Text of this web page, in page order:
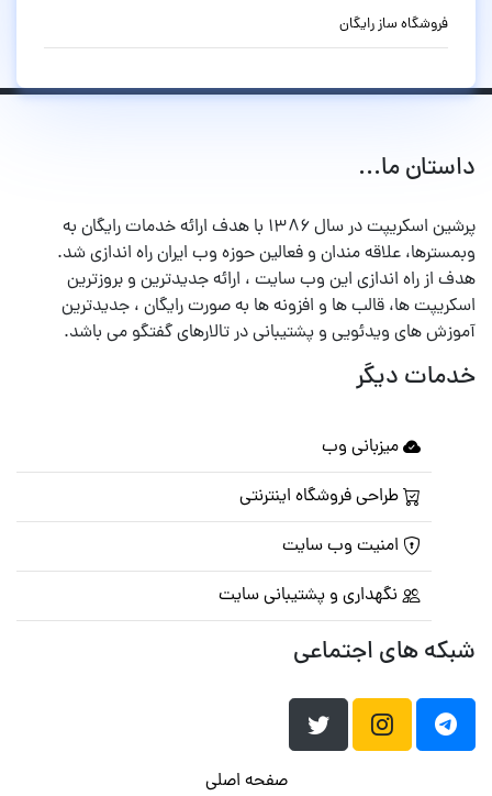
فروشگاه ساز رایگان
داستان ما...
پرشین اسکریپت در سال ۱۳۸۶ با هدف ارائه خدمات رایگان به
وبمسترها، علاقه مندان و فعالین حوزه وب ایران راه اندازی شد.
هدف از راه اندازی این وب سایت ، ارائه جدیدترین و بروزترین
اسکریپت ها، قالب ها و افزونه ها به صورت رایگان ، جدیدترین
آموزش های ویدئویی و پشتیبانی در تالارهای گفتگو می باشد.
خدمات دیگر
میزبانی وب
طراحی فروشگاه اینترنتی
امنیت وب سایت
نگهداری و پشتیبانی سایت
شبکه های اجتماعی
صفحه اصلی